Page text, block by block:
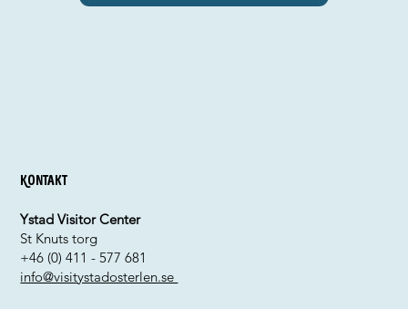
Kontakt
Ystad Visitor Center
St Knuts torg
+46 (0) 411 - 577 681
info@visitystadosterlen.se